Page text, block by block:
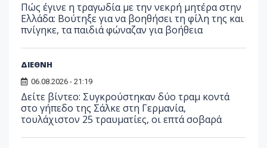
Πώς έγινε η τραγωδία με την νεκρή μητέρα στην
Ελλάδα: Βούτηξε για να βοηθήσει τη φίλη της και
πνίγηκε, τα παιδιά φώναζαν για βοήθεια
ΔΙΕΘΝΗ
06.08.2026 - 21:19
Δείτε βίντεο: Συγκρούστηκαν δύο τραμ κοντά
στο γήπεδο της Σάλκε στη Γερμανία,
τουλάχιστον 25 τραυματίες, οι επτά σοβαρά